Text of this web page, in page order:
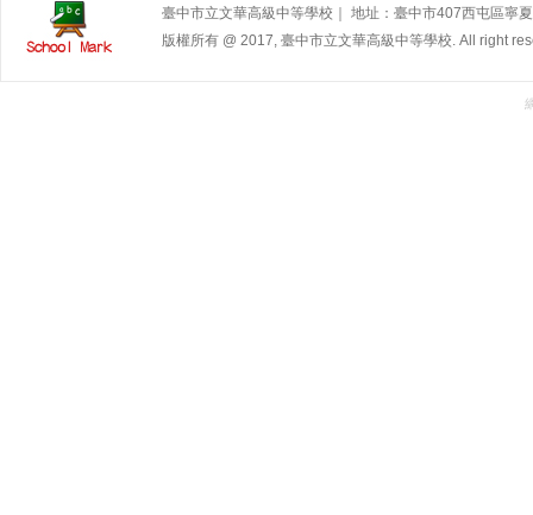
臺中市立文華高級中等學校｜ 地址：臺中市407西屯區
版權所有 @ 2017, 臺中市立文華高級中等學校. All right